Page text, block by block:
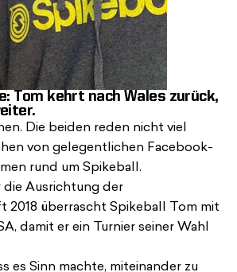
Tom kehrt nach Wales zurück,
Die beiden reden nicht viel
von gelegentlichen Facebook-
rund um Spikeball.
Ausrichtung der
2018 überrascht Spikeball Tom mit
damit er ein Turnier seiner Wahl
es Sinn machte, miteinander zu